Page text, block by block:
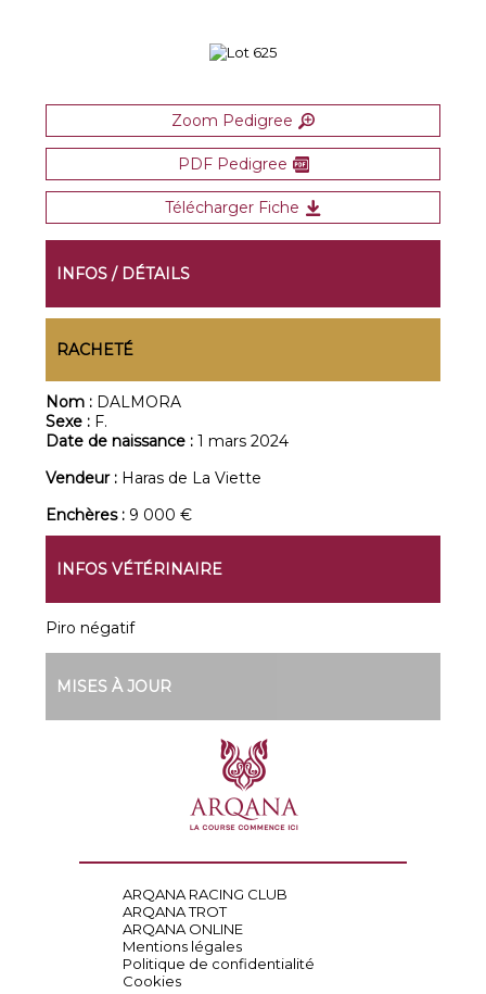
Zoom Pedigree
PDF Pedigree
Télécharger Fiche
INFOS / DÉTAILS
RACHETÉ
Nom : DALMORA
Sexe : F.
Date de naissance :1 mars 2024
Vendeur : Haras de La Viette
Enchères : 9 000 €
INFOS VÉTÉRINAIRE
Piro négatif
MISES À JOUR
ARQANA RACING CLUB
ARQANA TROT
ARQANA ONLINE
Mentions légales
Politique de confidentialité
Cookies